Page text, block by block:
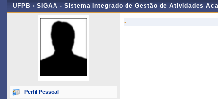
UFPB › SIGAA - Sistema Integrado de Gestão de Atividades
Perfil Pessoal
-